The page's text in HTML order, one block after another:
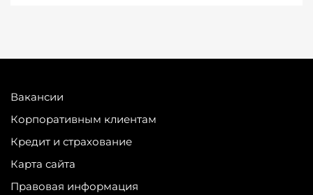
Вакансии
Корпоративным клиентам
Кредит и страхование
Карта сайта
Правовая информация